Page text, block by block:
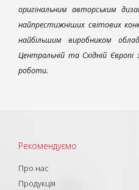
оригінальним авторським
найпрестижніших світових
найбільшим виробником
Центральній та Східній
роботи.
Рекомендуємо
Про нас
Продукція